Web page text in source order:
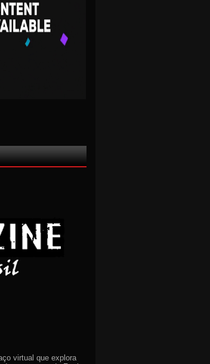
virtual que explora